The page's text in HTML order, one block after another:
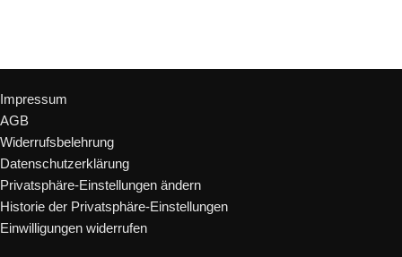
Impressum
AGB
Widerrufsbelehrung
Datenschutzerklärung
Privatsphäre-Einstellungen ändern
Historie der Privatsphäre-Einstellungen
Einwilligungen widerrufen